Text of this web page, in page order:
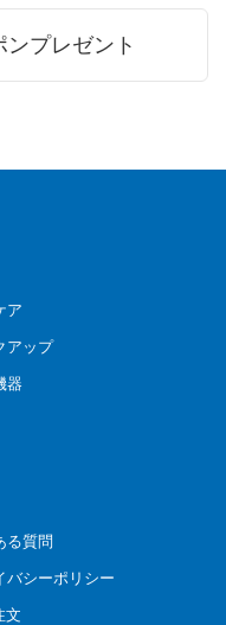
プレゼント
ア
アップ
器
る質問
バシーポリシー
文